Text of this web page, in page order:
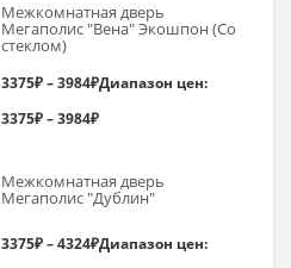
Межкомнатная дверь
Мегаполис "Вена" Экошпон (Со
стеклом)
3375₽–3984₽Диапазон цен:
3375₽ – 3984₽
Межкомнатная дверь
Мегаполис "Дублин"
3375₽–4324₽Диапазон цен: